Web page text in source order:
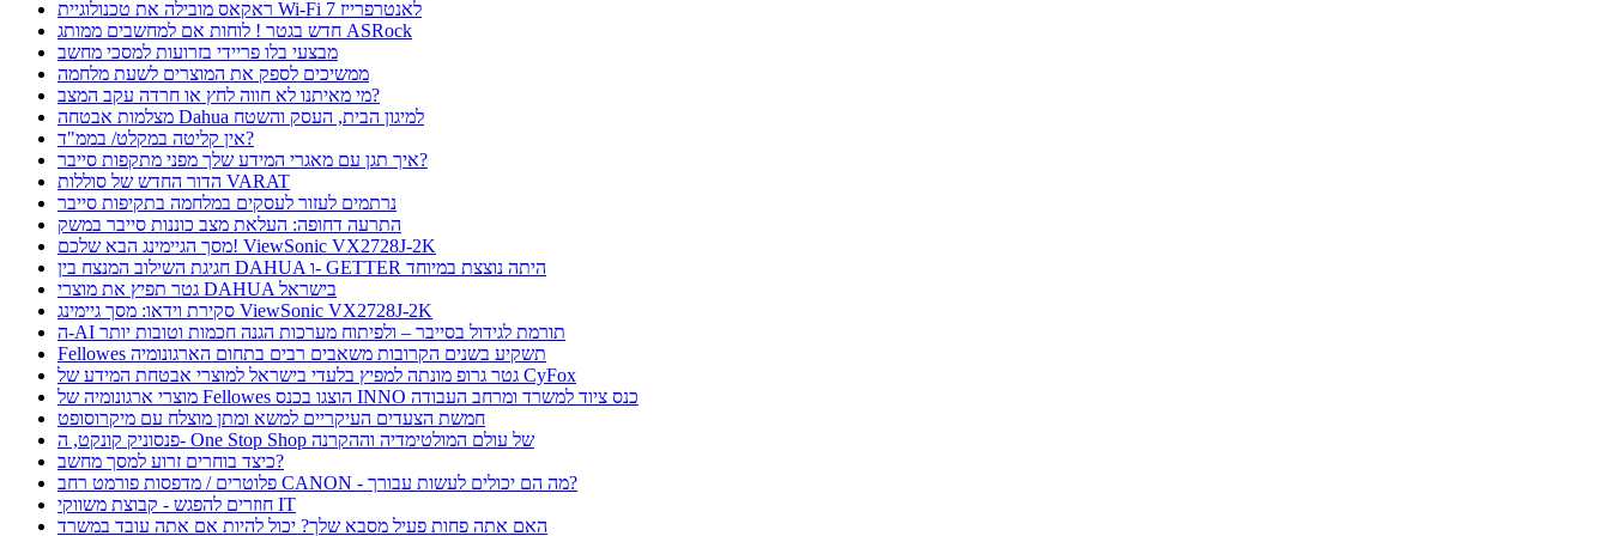
ראקאס מובילה את טכנולוגיית Wi-Fi 7 לאנטרפרייז
חדש בגטר ! לוחות אם למחשבים ממותג ASRock
מבצעי בלו פריידי בזרועות למסכי מחשב
ממשיכים לספק את המוצרים לשעת מלחמה
מי מאיתנו לא חווה לחץ או חרדה עקב המצב?
מצלמות אבטחה Dahua למיגון הבית, העסק והשטח
אין קליטה במקלט/ בממ"ד?
איך תגן עם מאגרי המידע שלך מפני מתקפות סייבר?
הדור החדש של סוללות VARAT
נרתמים לעזור לעסקים במלחמה בתקיפות סייבר
התרעה דחופה: העלאת מצב כוננות סייבר במשק
מסך הגיימינג הבא שלכם! ViewSonic VX2728J-2K
חגיגת השילוב המנצח בין DAHUA ו- GETTER היתה נוצצת במיוחד
גטר תפיץ את מוצרי DAHUA בישראל
סקירת וידאו: מסך גיימינג ViewSonic VX2728J-2K
ה-AI תורמת לגידול בסייבר – ולפיתוח מערכות הגנה חכמות וטובות יותר
Fellowes תשקיע בשנים הקרובות משאבים רבים בתחום הארגונומיה
גטר גרופ מונתה למפיץ בלעדי בישראל למוצרי אבטחת המידע של CyFox
מוצרי ארגונומיה של Fellowes הוצגו בכנס INNO כנס ציוד למשרד ומרחב העבודה
חמשת הצעדים העיקריים למשא ומתן מוצלח עם מיקרוסופט
פנסוניק קונקט, ה- One Stop Shop של עולם המולטימדיה וההקרנה
כיצד בוחרים זרוע למסך מחשב?
פלוטרים / מדפסות פורמט רחב CANON - מה הם יכולים לעשות עבורך?
חוזרים להפגש - קבוצת משווקי IT
האם אתה פחות פעיל מסבא שלך? יכול להיות אם אתה עובד במשרד